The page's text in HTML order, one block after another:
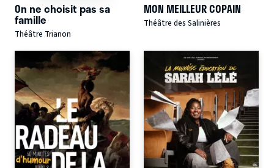
On ne choisit pas sa
famille
Théâtre Trianon
MON MEILLEUR COPAIN
Théâtre des Salinières